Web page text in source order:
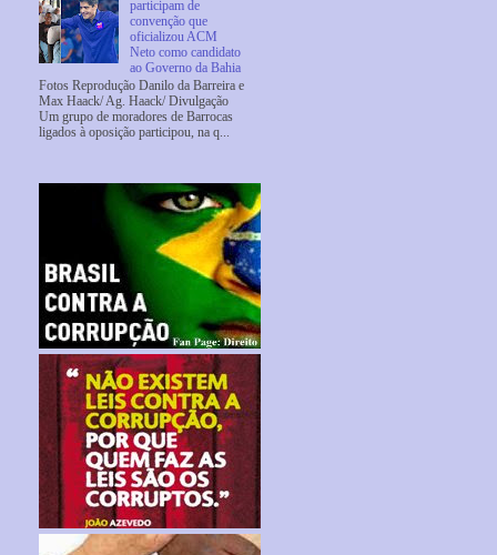
participam de
convenção que
oficializou ACM
Neto como candidato
ao Governo da Bahia
Fotos Reprodução Danilo da Barreira e
Max Haack/ Ag. Haack/ Divulgação
Um grupo de moradores de Barrocas
ligados à oposição participou, na q...